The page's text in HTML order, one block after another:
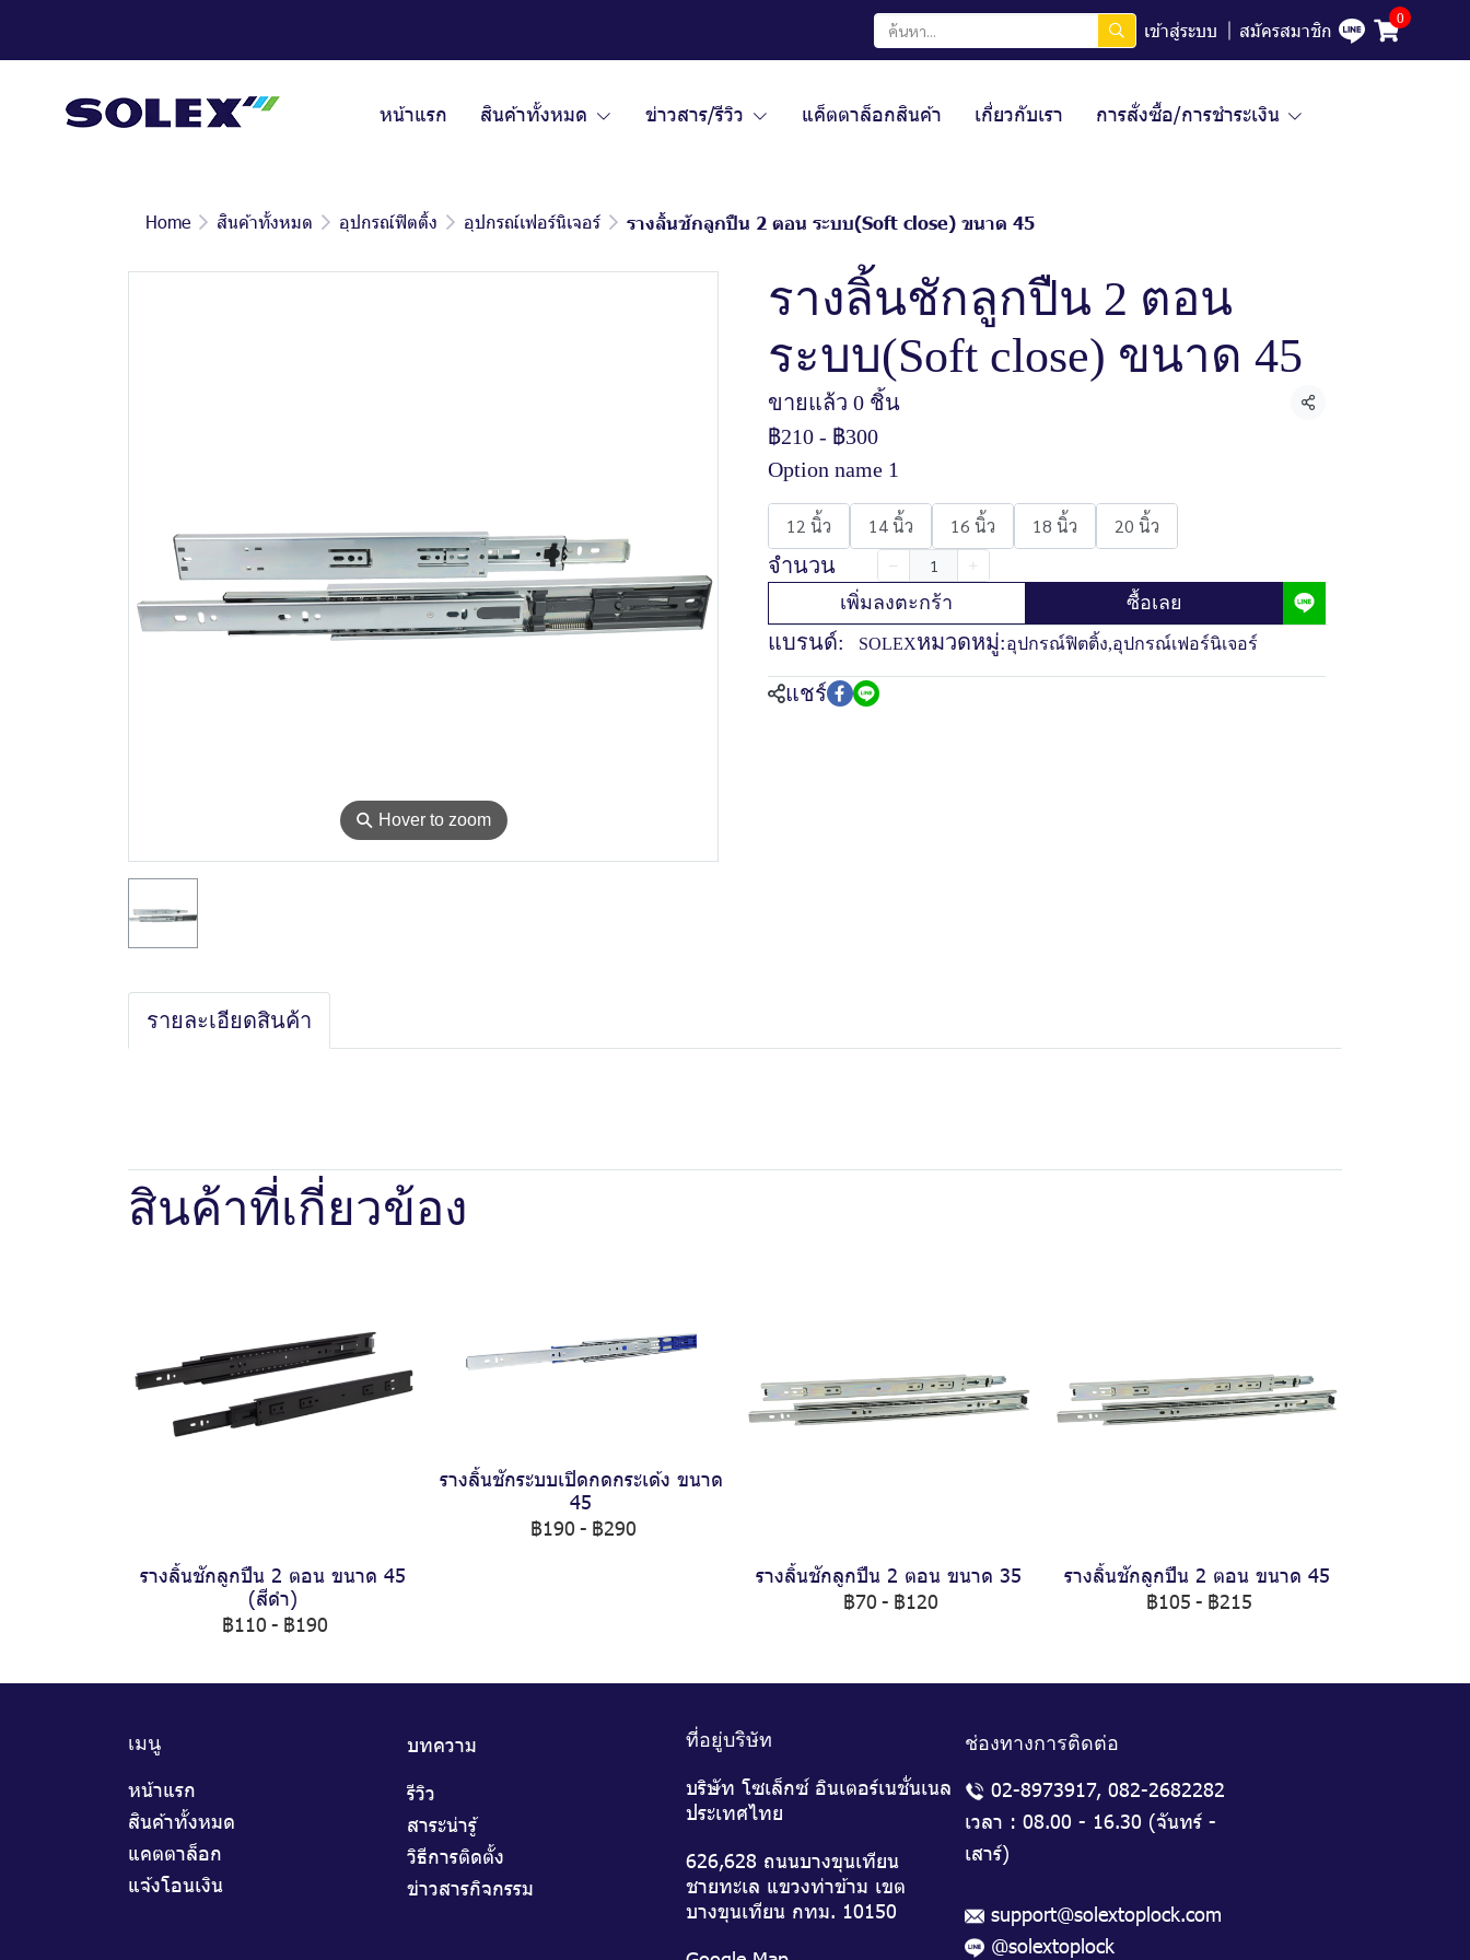
เข้าสู่ระบบ สมัครสมาชิก
0
หน้าแรก สินค้าทั้งหมด ข่าวสาร/รีวิว แค็ตตาล็อกสินค้า เกี่ยวกับเรา การสั่งซื้อ/การชำระเงิน
Home สินค้าทั้งหมด อุปกรณ์ฟิตติ้ง อุปกรณ์เฟอร์นิเจอร์ รางลิ้นชักลูกปืน 2 ตอน ระบบ(Soft close) ขนาด 45
⚲ Hover to zoom
รางลิ้นชักลูกปืน 2 ตอน
ระบบ(Soft close) ขนาด 45
ขายแล้ว 0 ชิ้น แชร์
฿210 - ฿300
Option name 1
12 นิ้ว 14 นิ้ว 16 นิ้ว 18 นิ้ว 20 นิ้ว
จำนวน
เพิ่มลงตะกร้า ซื้อเลย
แบรนด์: SOLEXหมวดหมู่:อุปกรณ์ฟิตติ้ง,อุปกรณ์เฟอร์นิเจอร์
แชร์
รายละเอียดสินค้า
สินค้าที่เกี่ยวข้อง
รางลิ้นชักลูกปืน 2 ตอน ขนาด 45
(สีดำ)
฿110 - ฿190
รางลิ้นชักระบบเปิดกดกระเด้ง ขนาด
45
฿190 - ฿290
รางลิ้นชักลูกปืน 2 ตอน ขนาด 35
฿70 - ฿120
รางลิ้นชักลูกปืน 2 ตอน ขนาด 45
฿105 - ฿215
เมนู
หน้าแรก
สินค้าทั้งหมด
แคตตาล็อก
แจ้งโอนเงิน
บทความ
รีวิว
สาระน่ารู้
วิธีการติดตั้ง
ข่าวสารกิจกรรม
ที่อยู่บริษัท
บริษัท โซเล็กซ์ อินเตอร์เนชั่นเนล
ประเทศไทย
626,628 ถนนบางขุนเทียน
ชายทะเล แขวงท่าข้าม เขต
บางขุนเทียน กทม. 10150
ช่องทางการติดต่อ
02-8973917, 082-2682282
เวลา : 08.00 - 16.30 (จันทร์ -
เสาร์)
support@solextoplock.com
@solextoplock